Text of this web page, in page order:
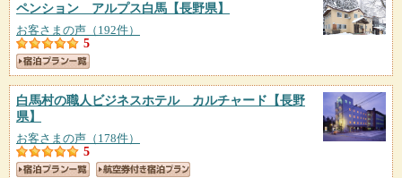
ペンション アルプス白馬 【長野県】
お客さまの声（192件）
5
白馬村の職人ビジネスホテル カルチャード 【長野
県】
お客さまの声（178件）
5